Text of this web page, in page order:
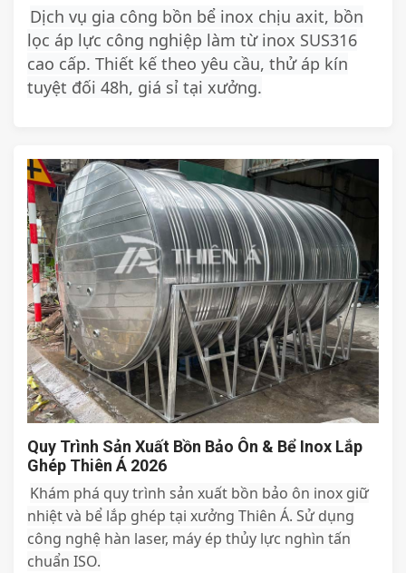
Dịch vụ gia công bồn bể inox chịu axit, bồn
lọc áp lực công nghiệp làm từ inox SUS316
cao cấp. Thiết kế theo yêu cầu, thử áp kín
tuyệt đối 48h, giá sỉ tại xưởng.
Quy Trình Sản Xuất Bồn Bảo Ôn & Bể Inox Lắp
Ghép Thiên Á 2026
Khám phá quy trình sản xuất bồn bảo ôn inox giữ
nhiệt và bể lắp ghép tại xưởng Thiên Á. Sử dụng
công nghệ hàn laser, máy ép thủy lực nghìn tấn
chuẩn ISO.